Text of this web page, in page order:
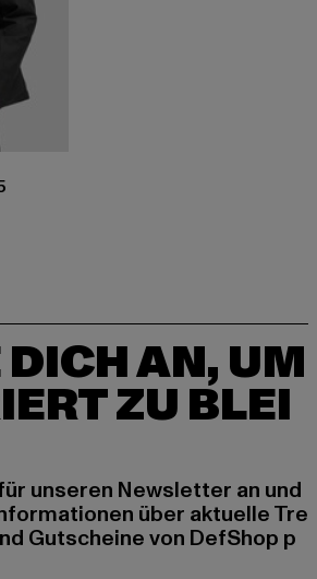
EUR
AN, UM
ZU BLEI
unseren Newsletter an und
über aktuelle Tre
Gutscheine von DefShop p